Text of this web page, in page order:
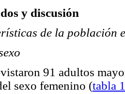
y discusión
de la población
91 adultos
sexo femenino (tabla 1